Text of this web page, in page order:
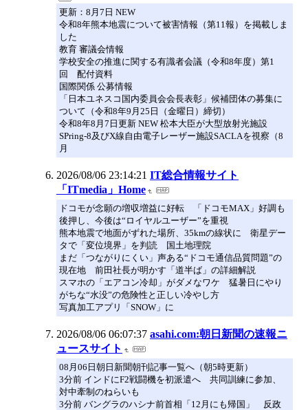
更新：8月7日 NEW
令和8年熊本地震について被害情報（第11報）を掲載しま
した
教育 審議会情報
学校安全の推進に関する有識者会議（令和8年度）第1
回 配付資料
国際関係 公募情報
「日本ユネスコ国内委員会会長表彰」候補団体の募集に
ついて（令和8年9月25日（金曜日）締切）
令和8年8月7日更新 NEW 松本大臣が大型放射光施設
SPring-8及びX線自由電子レーザー施設SACLAを視察（8
月
2026/08/06 23:14:21 IT総合情報サイト
「ITmedia」Home
ドコモが念願の増収増益に好転 「ドコモMAX」好調も
後押し、今後は“ロイヤルユーザー”を重視
熊本地震で地面がずれた場所、35kmの線状に 衛星デー
タで「変位境界」を判読 国土地理院
まだ「つながりにくい」声ある“ドコモ通信品質問題”の
現在地 前田社長が明かす「道半ば」の詳細解説
スマホの「エアコン冷却」がダメなワケ 猛暑日にやり
がちな“水没”の危険性と正しい冷やし方
写真加工アプリ「SNOW」に
2026/08/06 06:07:37 asahi.com:朝日新聞の速報ニ
ュースサイト
08月06日朝日新聞朝刊記事一覧へ（朝5時更新）
3分前 インドにF2戦闘機を初派遣へ 共同訓練に参加、
対中牽制のねらいも
3分前 バングラのハシナ前首相「12月にも帰国」 反政